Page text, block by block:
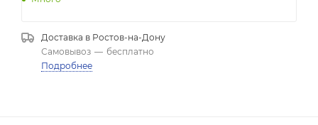
Доставка в Ростов-на-Дону
Самовывоз — бесплатно
Подробнее